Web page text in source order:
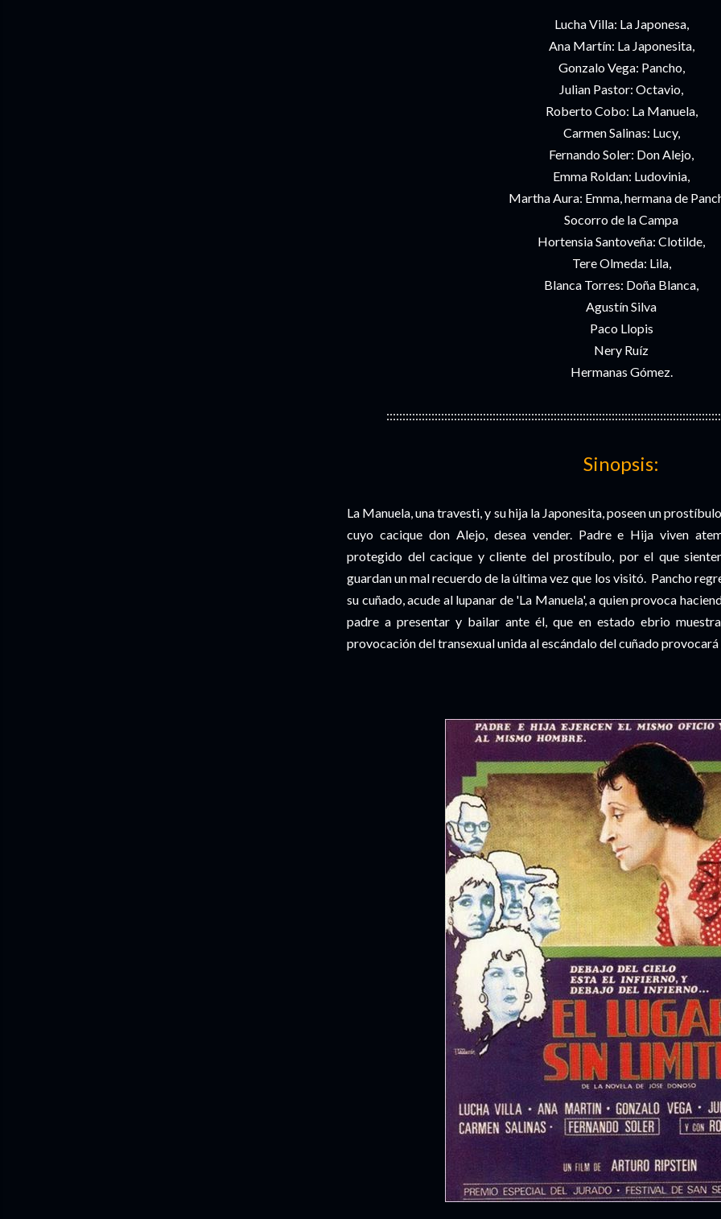
Lucha Villa: La Japonesa,
Ana Martín: La Japonesita,
Gonzalo Vega: Pancho,
Julian Pastor: Octavio,
Roberto Cobo: La Manuela,
Carmen Salinas: Lucy,
Fernando Soler: Don Alejo,
Emma Roldan: Ludovinia,
Martha Aura: Emma, hermana de
Socorro de la Campa
Hortensia Santoveña: Clotilde,
Tere Olmeda: Lila,
Blanca Torres: Doña Blanca,
Agustín Silva
Paco Llopis
Nery Ruíz
Hermanas Gómez.
Sinopsis:
La Manuela, una travesti, y su hija la Japonesita, poseen un
cuyo cacique don Alejo, desea vender. Padre e Hija viven
protegido del cacique y cliente del prostíbulo, por el que
guardan un mal recuerdo de la última vez que los visitó. Pancho
su cuñado, acude al lupanar de 'La Manuela', a quien provoca
padre a presentar y bailar ante él, que en estado ebrio
provocación del transexual unida al escándalo del cuñado